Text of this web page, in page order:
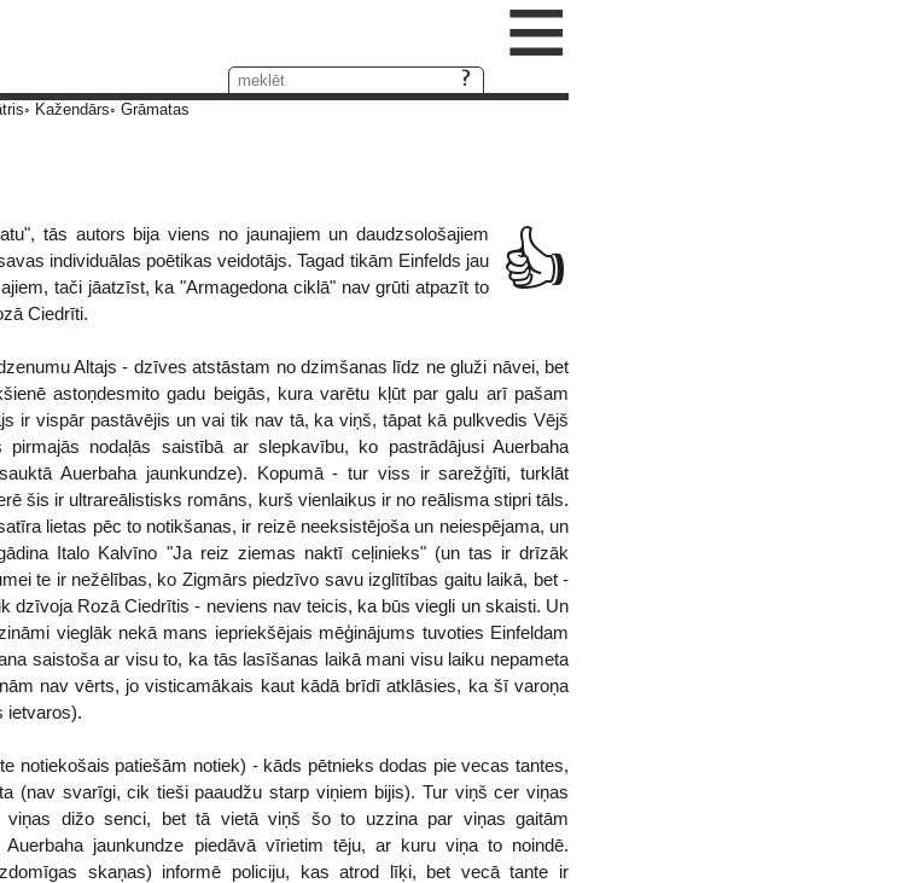
≡
Kažendārs Grāmatas
👍
tās autors bija viens no jaunajiem un daudzsološajiem
individuālas poētikas veidotājs. Tagad tikām Einfelds jau
tači jāatzīst, ka "Armagedona ciklā" nav grūti atpazīt to
Ciedrīti.
Altajs - dzīves atstāstam no dzimšanas līdz ne gluži nāvei, bet
astoņdesmito gadu beigās, kura varētu kļūt par galu arī pašam
ir vispār pastāvējis un vai tik nav tā, ka viņš, tāpat kā pulkvedis Vējš
nodaļās saistībā ar slepkavību, ko pastrādājusi Auerbaha
Auerbaha jaunkundze). Kopumā - tur viss ir sarežģīti, turklāt
šis ir ultrareālistisks romāns, kurš vienlaikus ir no reālisma stipri tāls.
lietas pēc to notikšanas, ir reizē neeksistējoša un neiespējama, un
Italo Kalvīno "Ja reiz ziemas naktī ceļinieks" (un tas ir drīzāk
te ir nežēlības, ko Zigmārs piedzīvo savu izglītības gaitu laikā, bet -
dzīvoja Rozā Ciedrītis - neviens nav teicis, ka būs viegli un skaisti. Un
vieglāk nekā mans iepriekšējais mēģinājums tuvoties Einfeldam
saistoša ar visu to, ka tās lasīšanas laikā mani visu laiku nepameta
nav vērts, jo visticamākais kaut kādā brīdī atklāsies, ka šī varoņa
ietvaros).
notiekošais patiešām notiek) - kāds pētnieks dodas pie vecas tantes,
(nav svarīgi, cik tieši paaudžu starp viņiem bijis). Tur viņš cer viņas
viņas dižo senci, bet tā vietā viņš šo to uzzina par viņas gaitām
jaunkundze piedāvā vīrietim tēju, ar kuru viņa to noindē.
skaņas) informē policiju, kas atrod līķi, bet vecā tante ir